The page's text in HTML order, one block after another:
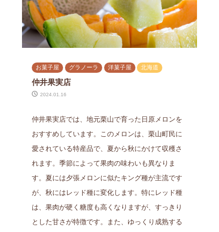
お菓子屋 グラノーラ 洋菓子屋 北海道
仲井果実店
2024.01.16
仲井果実店では、地元栗山で育った日原メロンを
おすすめしています。このメロンは、栗山町民に
愛されている特産品で、夏から秋にかけて収穫さ
れます。季節によって果肉の味わいも異なりま
す。夏には夕張メロンに似たキング種が主流です
が、秋にはレッド種に変化します。特にレッド種
は、果肉が硬く糖度も高くなりますが、すっきり
とした甘さが特徴です。また、ゆっくり成熟する